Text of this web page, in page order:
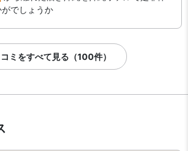
でしょうか
ミをすべて見る（100件）